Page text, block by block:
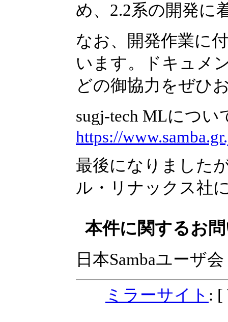
め、2.2系の開発に
なお、開発作業に
います。ドキュメ
どの御協力をぜひ
sugj-tech MLにつ
https://
最後になりました
ル・リナックス社
本件に関するお
日本Sambaユーザ
ミラーサイト : [